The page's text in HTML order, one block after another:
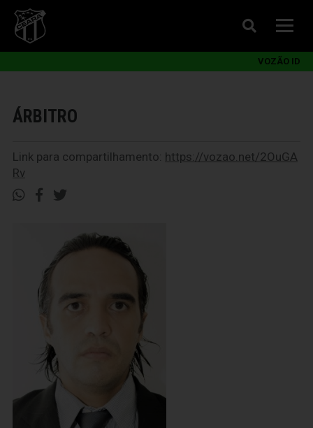
VOZÃO ID
ÁRBITRO
Link para compartilhamento: https://vozao.net/2OuGA
Rv